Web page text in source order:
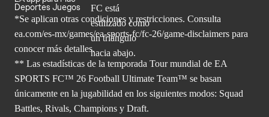
Deportes Juegos
*Se aplican otras condiciones y restricciones. Consulta
ea.com/es-mx/games/ea-sports-fc/fc-26/game-disclaimers para
conocer más detalles.
** Las estadísticas de la temporada Tour mundial de EA
SPORTS FC™ 26 Football Ultimate Team™ se basan
únicamente en la jugabilidad en los siguientes modos: Squad
Battles, Rivals, Champions y Draft.